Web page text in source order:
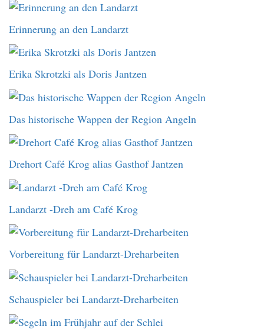
Erinnerung an den Landarzt
Erika Skrotzki als Doris Jantzen
Das historische Wappen der Region Angeln
Drehort Café Krog alias Gasthof Jantzen
Landarzt -Dreh am Café Krog
Vorbereitung für Landarzt-Dreharbeiten
Schauspieler bei Landarzt-Dreharbeiten